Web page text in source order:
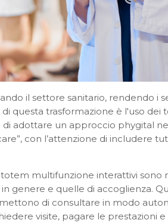
il settore sanitario, rendendo i
questa trasformazione è l'uso dei
adottare un approccio phygital
con l’attenzione di includere
multifunzione interattivi
genere e quelle di accoglienza.
di consultare in modo
visite, pagare le prestazioni